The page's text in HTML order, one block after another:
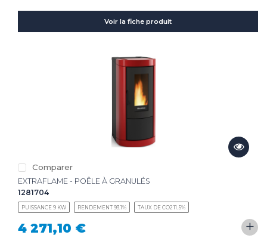
Voir la fiche produit
Comparer
EXTRAFLAME - POÊLE À GRANULÉS
1281704
PUISSANCE 9 KW RENDEMENT 93.1% TAUX DE CO2 11.5%
4 271,10 € +